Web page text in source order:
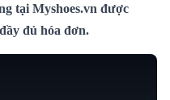
tại Myshoes.vn được
đủ hóa đơn.